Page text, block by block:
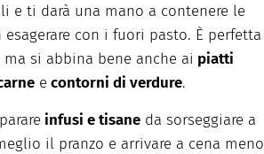
e ti darà una mano a contenere le
con i fuori pasto. È perfetta
si abbina bene anche ai piatti
e contorni di verdure.
infusi e tisane da sorseggiare a
il pranzo e arrivare a cena meno